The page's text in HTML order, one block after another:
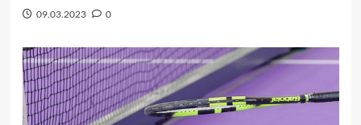
09.03.2023 0